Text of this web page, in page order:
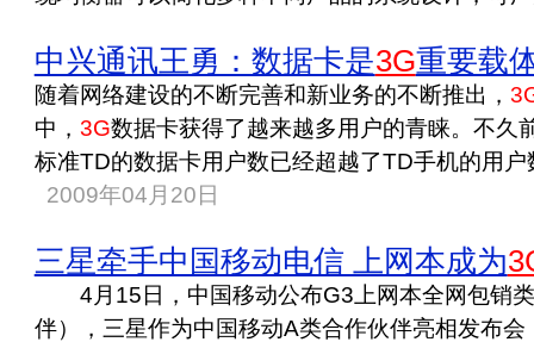
中兴通讯王勇：数据卡是3G重要载
随着网络建设的不断完善和新业务的不断推出，
中， 3G数据卡获得了越来越多用户的青睐。不久
标准TD的数据卡用户数已经超越了TD手机的用
2009年04月20日
三星牵手中国移动电信 上网本成为
4月15日，中国移动公布G3上网本全网包销类
伴），三星作为中国移动A类合作伙伴亮相发布